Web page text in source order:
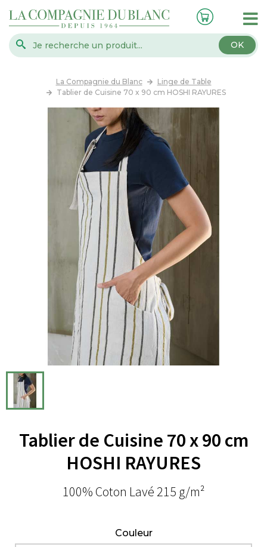
OK
La Compagnie du Blanc
Linge de Table
Tablier de Cuisine 70 x 90 cm HOSHI RAYURES
Tablier de Cuisine 70 x 90 cm
HOSHI RAYURES
100% Coton Lavé 215 g/m²
Couleur